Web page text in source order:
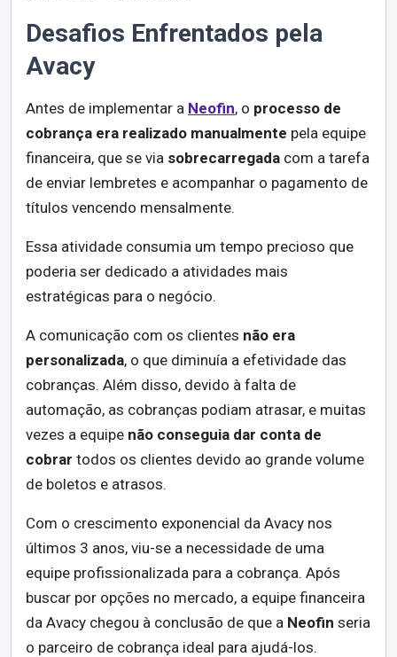
Desafios Enfrentados pela
Avacy
Antes de implementar a Neofin, o processo de
cobrança era realizado manualmente pela equipe
financeira, que se via sobrecarregada com a tarefa
de enviar lembretes e acompanhar o pagamento de
títulos vencendo mensalmente.
Essa atividade consumia um tempo precioso que
poderia ser dedicado a atividades mais
estratégicas para o negócio.
A comunicação com os clientes não era
personalizada, o que diminuía a efetividade das
cobranças. Além disso, devido à falta de
automação, as cobranças podiam atrasar, e muitas
vezes a equipe não conseguia dar conta de
cobrar todos os clientes devido ao grande volume
de boletos e atrasos.
Com o crescimento exponencial da Avacy nos
últimos 3 anos, viu-se a necessidade de uma
equipe profissionalizada para a cobrança. Após
buscar por opções no mercado, a equipe financeira
da Avacy chegou à conclusão de que a Neofin seria
o parceiro de cobrança ideal para ajudá-los.